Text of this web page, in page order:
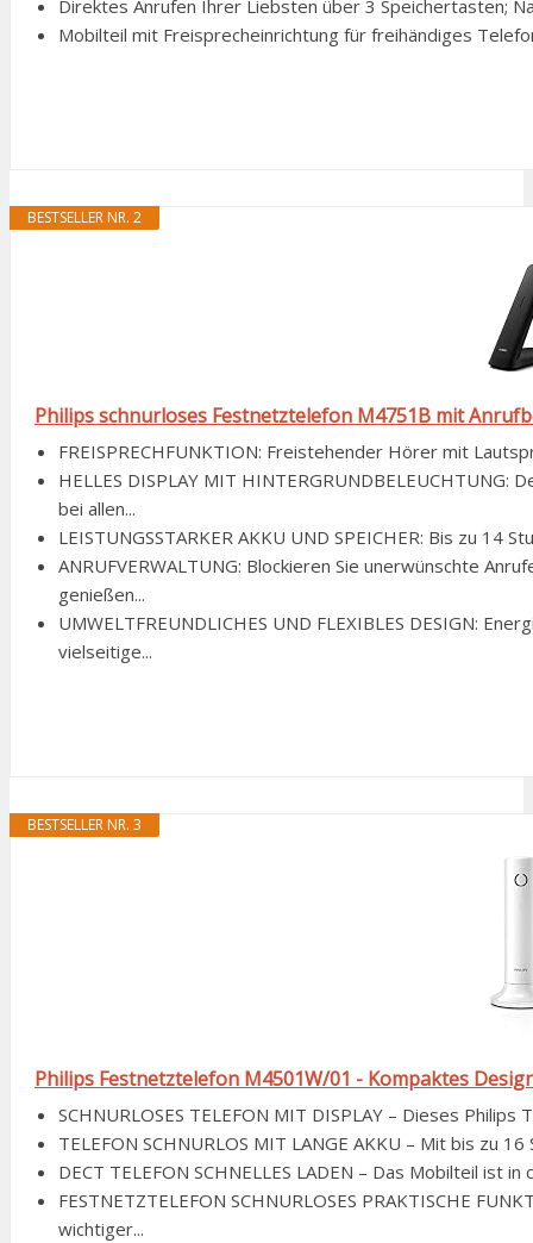
Direktes Anrufen Ihrer Liebsten über 3 Speichertasten;
Mobilteil mit Freisprecheinrichtung für freihändiges
BESTSELLER NR. 2
Philips schnurloses Festnetztelefon M4751B mit
FREISPRECHFUNKTION: Freistehender Hörer mit
HELLES DISPLAY MIT
bei allen...
LEISTUNGSSTARKER AKKU UND SPEICHER: Bis zu 14
ANRUFVERWALTUNG: Blockieren Sie unerwünschte
genießen...
UMWELTFREUNDLICHES UND FLEXIBLES DESIGN:
vielseitige...
BESTSELLER NR. 3
Philips Festnetztelefon M4501W/01 - Kompaktes
SCHNURLOSES TELEFON MIT DISPLAY – Dieses
TELEFON SCHNURLOS MIT LANGE AKKU – Mit bis zu
DECT TELEFON SCHNELLES LADEN – Das Mobilteil ist
FESTNETZTELEFON SCHNURLOSES PRAKTISCHE
wichtiger...